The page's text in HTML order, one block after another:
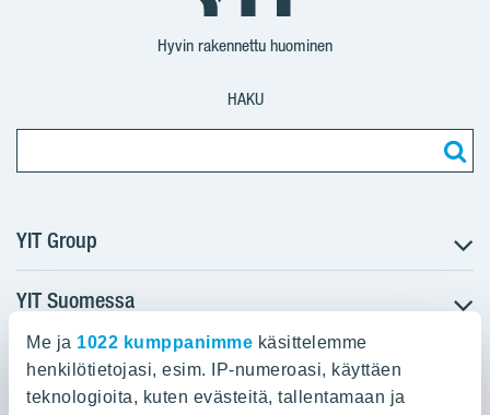
Me ja 1022 kumppanimme käsittelemme
henkilötietojasi, esim. IP-numeroasi, käyttäen
teknologioita, kuten evästeitä, tallentamaan ja
Suomi
Hyvin rakennettu huominen
HAKU
YIT Group
Tietoa YIT:stä
Töihin meille
Sijoittajat
Projektit
YIT Suomessa
Myytävät asunnot
Vuokrattavat toimitilat
YIT:n pääkonttori
Panuntie 11, PL 36, 00620 Helsinki